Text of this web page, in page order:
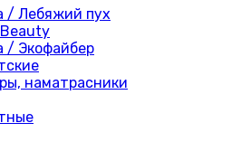
/ Лебяжий пух
/ Экофайбер
наматрасники